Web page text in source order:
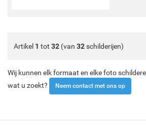
Artikel 1 tot 32 (van 32schilderijen)
Wij kunnen elk formaat en elke foto
wat u zoekt?
Neem contact met ons op